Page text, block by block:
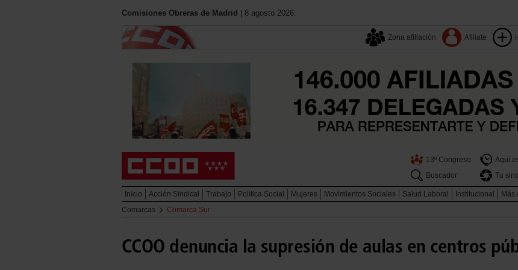
Comisiones Obreras de Madrid | 8 agosto 2026.
Zona afiliación Afiliate
13º Congreso Aquí
Buscador
Tu
Inicio Acción Sindical Trabajo Política Social Mujeres Movimientos Sociales Salud Laboral Institucional Más
Comarcas
Comarca Sur
CCOO denuncia la supresión de aulas en centros